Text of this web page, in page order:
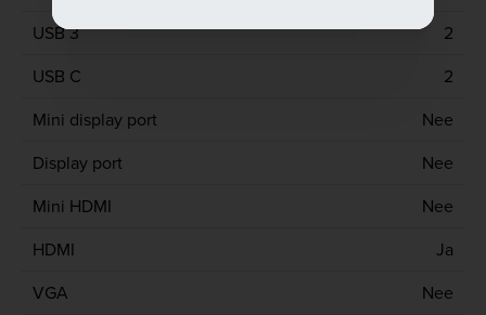
USB 3
2
USB C
2
Mini display port
Nee
Display port
Nee
Mini HDMI
Nee
HDMI
Ja
VGA
Nee